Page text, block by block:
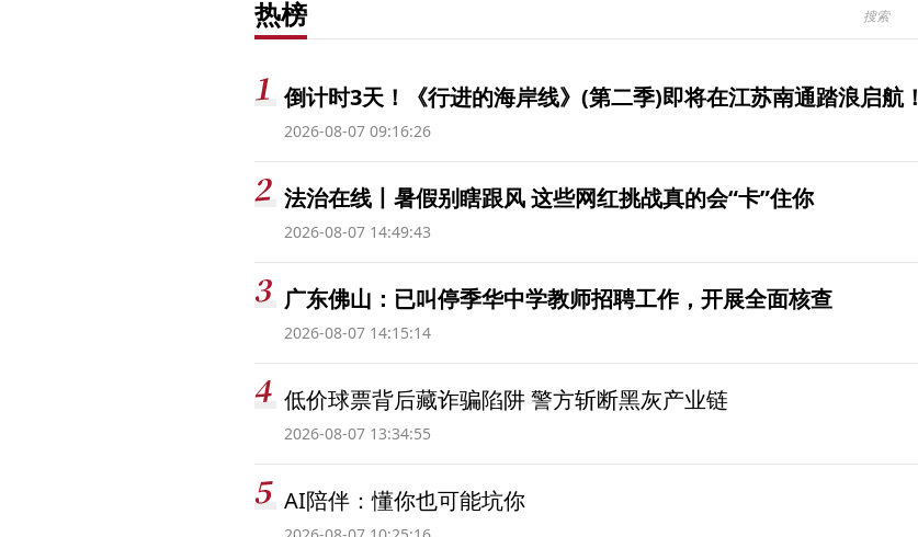
热榜
倒计时3天！《行进的海岸线》(第二季)即将在江苏南通踏浪启航！
2026-08-07 09:16:26
法治在线丨暑假别瞎跟风 这些网红挑战真的会“卡”住你
2026-08-07 14:49:43
广东佛山：已叫停季华中学教师招聘工作，开展全面核查
2026-08-07 14:15:14
低价球票背后藏诈骗陷阱 警方斩断黑灰产业链
2026-08-07 13:34:55
AI陪伴：懂你也可能坑你